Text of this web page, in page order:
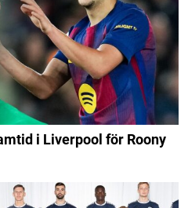
i Liverpool för Roony